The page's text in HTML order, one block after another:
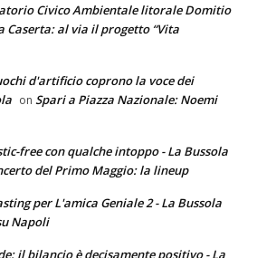
Civico Ambientale litorale Domitio
Caserta: al via il progetto “Vita
d'artificio coprono la voce dei
on Spari a Piazza Nazionale: Noemi
free con qualche intoppo - La Bussola
del Primo Maggio: la lineup
per L'amica Geniale 2 - La Bussola
Napoli
il bilancio è decisamente positivo - La